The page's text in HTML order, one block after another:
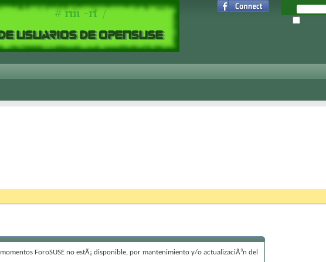
ForoSUSE no estÃ¡ disponible, por mantenimiento y/o actualizaciÃ³n del